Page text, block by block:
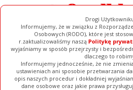
Drogi
Informujemy, że w związku z
Osobowych (RODO), które jest
r.zaktualizowaliśmy naszą Politykę
wyjaśniamy w sposób przejrzysty i
dlaczego to
Informujemy jednocześnie, że nie
ustawieniach ani sposobie przetwarzania
opis naszych procedur i dokładniej
dane osobowe oraz jakie prawa
Ogłoszenia Filmy Galerie